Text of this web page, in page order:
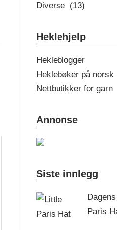
Diverse (13)
Heklehjelp
Hekleblogger
Heklebøker på norsk
Nettbutikker for garn
Annonse
Siste innlegg
Paris